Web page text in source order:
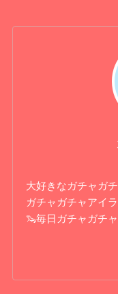
大好きなガチャガ
ガチャガチャアイ
🦦毎日ガチャガチ